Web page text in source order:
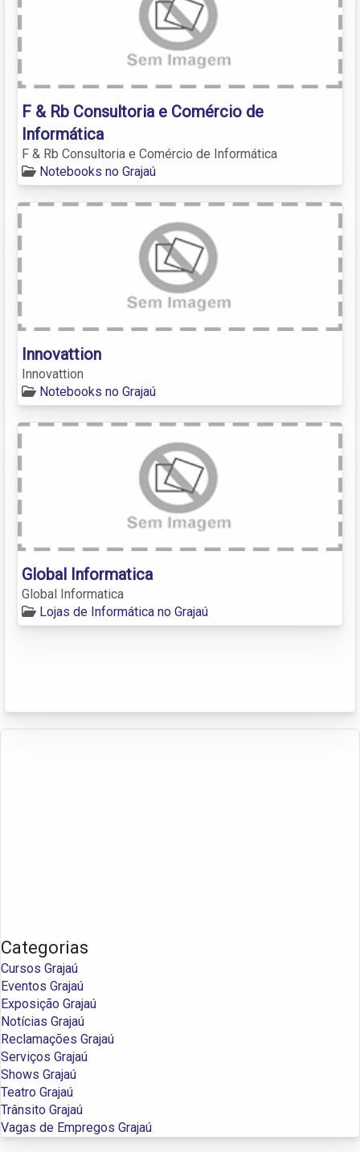
F & Rb Consultoria e Comércio de
Informática
F & Rb Consultoria e Comércio de Informática
Notebooks no Grajaú
Innovattion
Innovattion
Notebooks no Grajaú
Global Informatica
Global Informatica
Lojas de Informática no Grajaú
Categorias
Cursos Grajaú
Eventos Grajaú
Exposição Grajaú
Notícias Grajaú
Reclamações Grajaú
Serviços Grajaú
Shows Grajaú
Teatro Grajaú
Trânsito Grajaú
Vagas de Empregos Grajaú